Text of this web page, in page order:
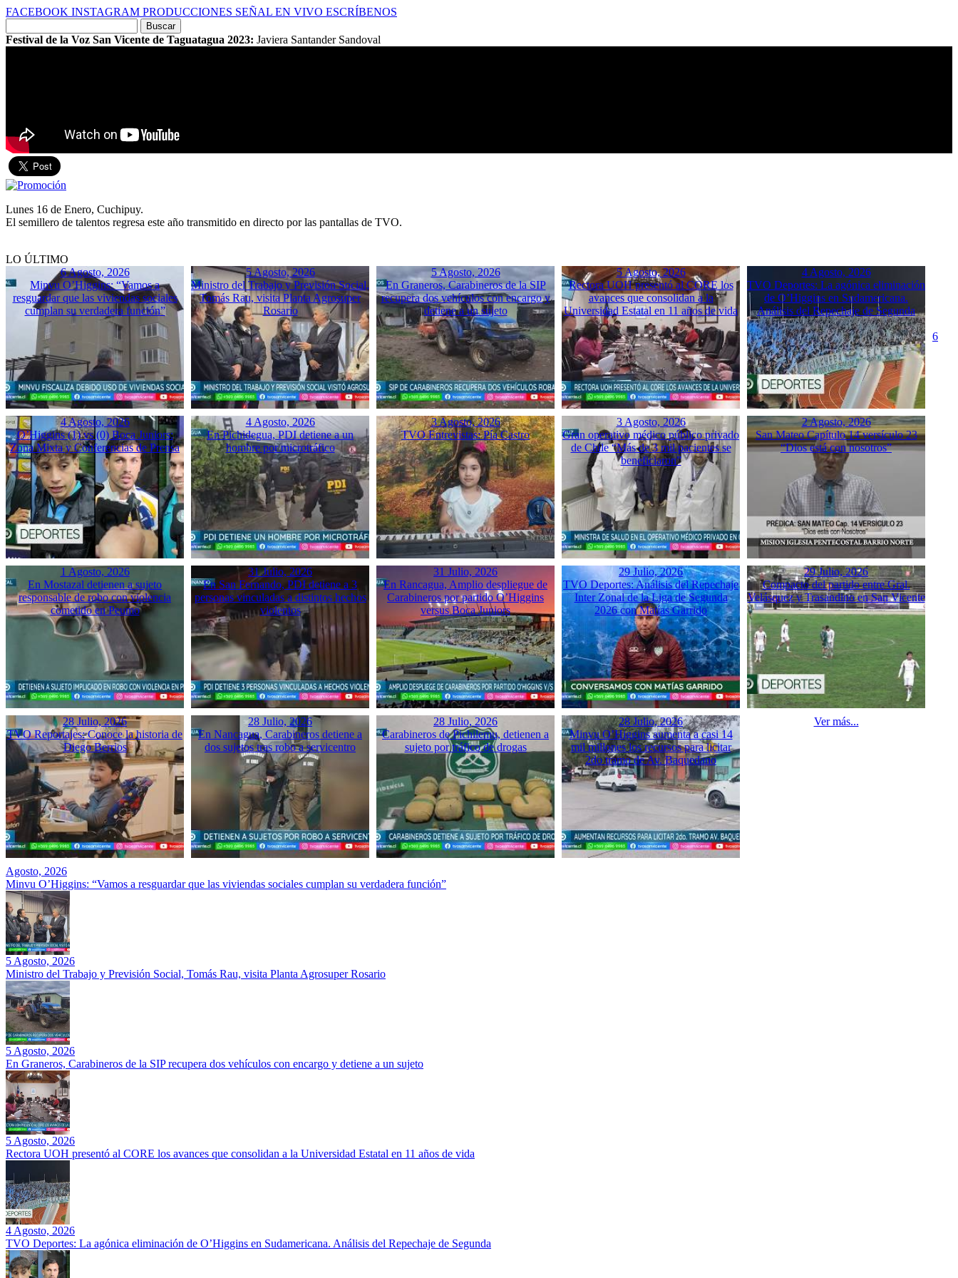
FACEBOOK INSTAGRAM PRODUCCIONES SEÑAL EN VIVO ESCRÍBENOS
por:
Festival de la Voz San Vicente de Taguatagua 2023: Javiera Santander Sandoval
Lunes 16 de Enero, Cuchipuy.
El semillero de talentos regresa este año transmitido en directo por las pantallas de TVO.
LO ÚLTIMO
6 Agosto, 2026
Minvu O’Higgins: “Vamos a
resguardar que las viviendas sociales
cumplan su verdadera función”
5 Agosto, 2026
Ministro del Trabajo y Previsión Social,
Tomás Rau, visita Planta Agrosuper
Rosario
5 Agosto, 2026
En Graneros, Carabineros de la SIP
recupera dos vehículos con encargo y
detiene a un sujeto
5 Agosto, 2026
Rectora UOH presentó al CORE los
avances que consolidan a la
Universidad Estatal en 11 años de vida
4 Agosto, 2026
TVO Deportes: La agónica eliminación
de O’Higgins en Sudamericana.
Análisis del Repechaje de Segunda
4 Agosto, 2026
O’Higgins (1) vs (0) Boca Juniors:
Zona Mixta y Conferencias de Prensa
4 Agosto, 2026
En Pichidegua, PDI detiene a un
hombre por microtráfico
3 Agosto, 2026
TVO Entrevistas: Pía Castro
3 Agosto, 2026
Gran operativo médico público privado
de Chile “Más de 3 mil pacientes se
beneficiaron”
2 Agosto, 2026
San Mateo Capítulo 14 versículo 23
“Dios está con nosotros”
1 Agosto, 2026
En Mostazal detienen a sujeto
responsable de robo con violencia
cometido en Peumo
31 Julio, 2026
En San Fernando, PDI detiene a 3
personas vinculadas a distintos hechos
violentos
31 Julio, 2026
En Rancagua, Amplio despliegue de
Carabineros por partido O’Higgins
versus Boca Juniors
29 Julio, 2026
TVO Deportes: Análisis del Repechaje
Inter Zonal de la Liga de Segunda
2026 con Matías Garrido
29 Julio, 2026
Compacto del partido entre Gral.
Velásquez y Trasandino en San Vicente
28 Julio, 2026
TVO Reportajes: Conoce la historia de
Diego Berrios
28 Julio, 2026
En Nancagua, Carabineros detiene a
dos sujetos tras robo a servicentro
28 Julio, 2026
Carabineros de Pichilemu, detienen a
sujeto por tráfico de drogas
28 Julio, 2026
Minvu O’Higgins aumenta a casi 14
mil millones los recursos para licitar
2do tramo de Av. Baquedano
Ver más...
6
Agosto, 2026
Minvu O’Higgins: “Vamos a resguardar que las viviendas sociales cumplan su verdadera función”
5 Agosto, 2026
Ministro del Trabajo y Previsión Social, Tomás Rau, visita Planta Agrosuper Rosario
5 Agosto, 2026
En Graneros, Carabineros de la SIP recupera dos vehículos con encargo y detiene a un sujeto
5 Agosto, 2026
Rectora UOH presentó al CORE los avances que consolidan a la Universidad Estatal en 11 años de vida
4 Agosto, 2026
TVO Deportes: La agónica eliminación de O’Higgins en Sudamericana. Análisis del Repechaje de Segunda